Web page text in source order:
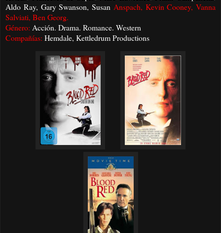
Aldo Ray, Gary Swanson, Susan Anspach, Kevin Cooney, Vanna
Salviati, Ben Georg.
Género: Acción. Drama. Romance. Western
Compañías: Hemdale, Kettledrum Productions